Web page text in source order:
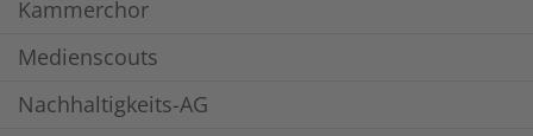
Kammerchor
Medienscouts
Nachhaltigkeits-AG